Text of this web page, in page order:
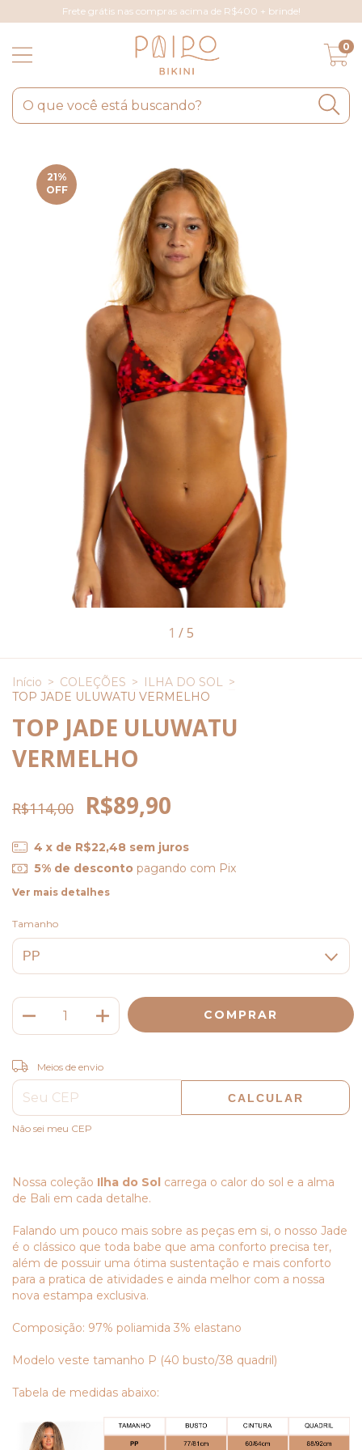
Frete grátis nas compras acima de R$400 + brinde!
0
21%
OFF
1 /5
Início > COLEÇÕES > ILHA DO SOL
>
TOP JADE ULUWATU VERMELHO
TOP JADE ULUWATU
VERMELHO
R$114,00 R$89,90
4 x de R$22,48 sem juros
5% de desconto pagando com Pix
Ver mais detalhes
Tamanho
Entregas para o CEP:
Meios de envio
CALCULAR
Não sei meu CEP
Nossa coleção Ilha do Sol carrega o calor do sol e a alma
de Bali em cada detalhe.
Falando um pouco mais sobre as peças em si, o nosso Jade
é o clássico que toda babe que ama conforto precisa ter,
além de possuir uma ótima sustentação e mais conforto
para a pratica de atividades e ainda melhor com a nossa
nova estampa exclusiva.
Composição: 97% poliamida 3% elastano
Modelo veste tamanho P (40 busto/38 quadril)
Tabela de medidas abaixo: